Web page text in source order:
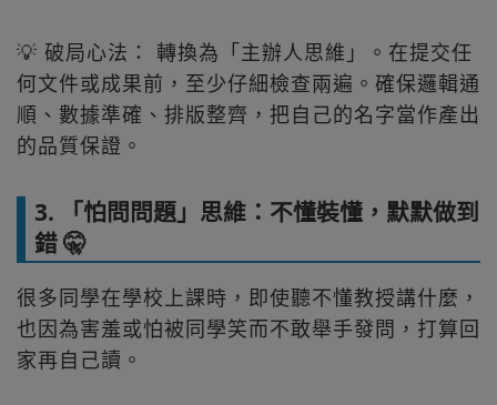
💡 破局心法： 轉換為「主辦人思維」。在提交任
何文件或成果前，至少仔細檢查兩遍。確保邏輯通
順、數據準確、排版整齊，把自己的名字當作產出
的品質保證。
3. 「怕問問題」思維：不懂裝懂，默默做到
錯 🤫
很多同學在學校上課時，即使聽不懂教授講什麼，
也因為害羞或怕被同學笑而不敢舉手發問，打算回
家再自己讀。